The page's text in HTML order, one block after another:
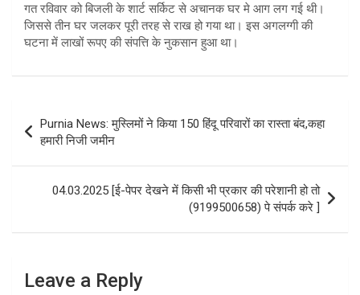
गत रविवार को बिजली के शार्ट सर्किट से अचानक घर मे आग लग गई थी।
जिससे तीन घर जलकर पूरी तरह से राख हो गया था। इस अगलग्गी की
घटना में लाखों रूपए की संपत्ति के नुकसान हुआ था।
navigation
Purnia News: मुस्लिमों ने किया 150 हिंदू परिवारों का रास्ता बंद,कहा
हमारी निजी जमीन
04.03.2025 [ई-पेपर देखने में किसी भी प्रकार की परेशानी हो तो
(9199500658) पे संपर्क करे ]
Leave a Reply